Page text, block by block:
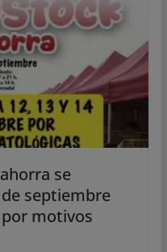
se
septiembre
motivos